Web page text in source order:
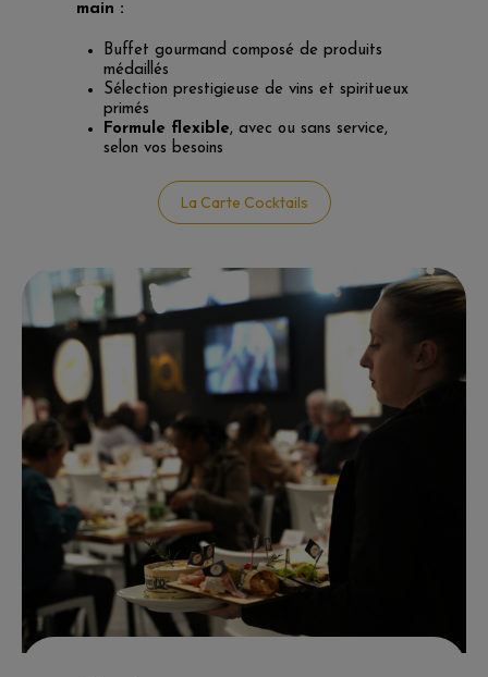
main :
Buffet gourmand composé de produits
médaillés
Sélection prestigieuse de vins et spiritueux
primés
Formule flexible, avec ou sans service,
selon vos besoins
La Carte Cocktails